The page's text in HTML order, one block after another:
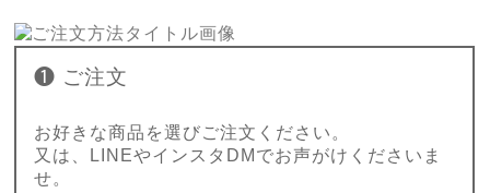
❶ ご注文
お好きな商品を選びご注文ください。
又は、LINEやインスタDMでお声がけくださいま
せ。